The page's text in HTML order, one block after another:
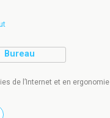
Bureau
de l’Internet et en ergonomie